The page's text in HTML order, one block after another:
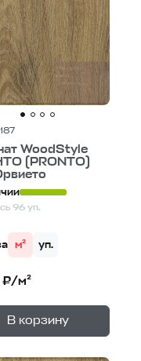
WoodStyle
(PRONTO)
96 уп.
м² уп.
м²
В корзину
— 1уп.